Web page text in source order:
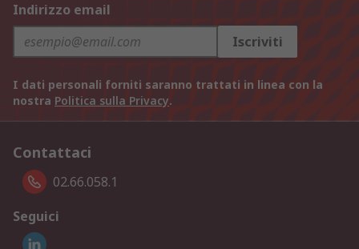
Indirizzo email
Iscriviti
I dati personali forniti saranno trattati in linea con la
nostra Politica sulla Privacy.
Contattaci
02.66.058.1
Seguici